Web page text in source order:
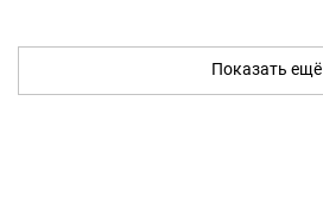
Показать ещё